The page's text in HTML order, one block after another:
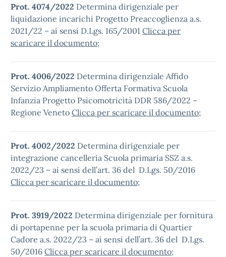
Prot. 4074/2022 Determina dirigenziale per
liquidazione incarichi Progetto Preaccoglienza a.s.
2021/22 – ai sensi D.Lgs. 165/2001 Clicca per
scaricare il documento;
Prot. 4006/2022 Determina dirigenziale Affido
Servizio Ampliamento Offerta Formativa Scuola
Infanzia Progetto Psicomotricità DDR 586/2022 –
Regione Veneto Clicca per scaricare il documento;
Prot. 4002/2022 Determina dirigenziale per
integrazione cancelleria Scuola primaria SSZ a.s.
2022/23 – ai sensi dell’art. 36 del D.Lgs. 50/2016
Clicca per scaricare il documento;
Prot. 3919/2022 Determina dirigenziale per fornitura
di portapenne per la scuola primaria di Quartier
Cadore a.s. 2022/23 – ai sensi dell’art. 36 del D.Lgs.
50/2016 Clicca per scaricare il documento;